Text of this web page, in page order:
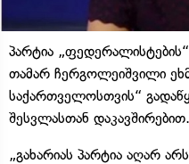
პარტია
თამარ ჩერგოლეიშვილი
საქართველოსთვის“
შესვლასთან დაკავშირებით.
„გახარიას პარტია აღარ